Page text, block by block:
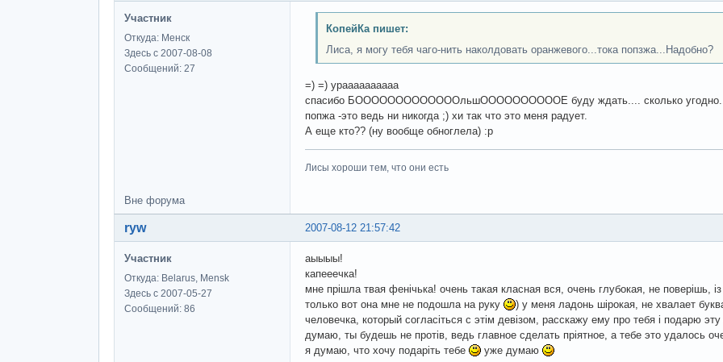
Участник
Откуда: Менск
Здесь с 2007-08-08
Сообщений: 27
КопейКа пишет:
Лиса, я могу тебя чаго-нить наколдовать оранжевого...тока попзжа...Надобно?
=) =) ураааааааааа
спасибо БОООООООООООООльшООООООООООЕ буду ждать.... сколько угодно...
попжа -это ведь ни никогда ;) хи так что это меня радует.
А еще кто?? (ну вообще обноглела) :p
Лисы хороши тем, что они есть
Вне форума
2007-08-12 21:57:42
ryw
Участник
Откуда: Belarus, Mensk
Здесь с 2007-05-27
Сообщений: 86
аыыыы!
капееечка!
мне прішла твая фенічька! очень такая класная вся, очень глубокая, не поверішь,
только вот она мне не подошла на руку
) у меня ладонь шірокая, не хвалает
человечка, который согласіться с этім девізом, расскажу ему про тебя і подарю
думаю, ты будешь не протів, ведь главное сделать пріятное, а тебе это удалось
я думаю, что хочу подаріть тебе
уже думаю